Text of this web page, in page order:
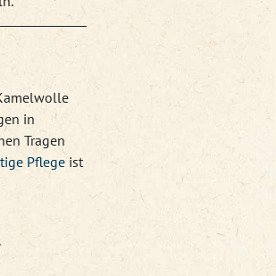
in
Tragen
Pflege ist
.